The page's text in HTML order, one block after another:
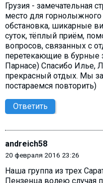
Грузия - замечательная
место для
обстановка, шикарные
суток, тёплый приём,
вопросов, связанных с
перетекающие в бурные
Парнасе) Спасибо Илье,
прекрасный отдых. Мы
постараемся повторить)
Ответить
andreich58
20 февраля 2016 23:26
Наша группа из трех
Пензенца волею случая